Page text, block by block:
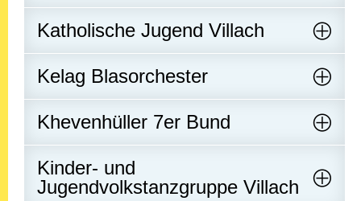
Katholische Jugend Villach
Kelag Blasorchester
Khevenhüller 7er Bund
Kinder- und
Jugendvolkstanzgruppe Villach